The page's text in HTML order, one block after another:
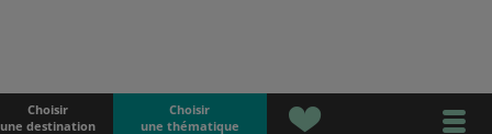
Choisir
une destination
Choisir
une thématique